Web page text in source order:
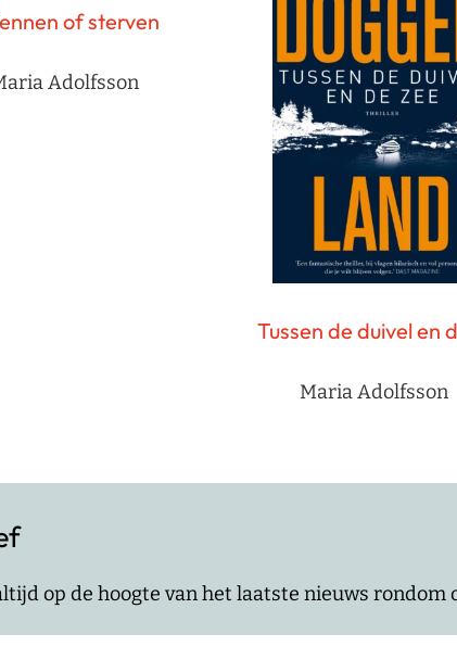
of sterven
Adolfsson
Tussen de duivel en
Maria Adolfsson
op de hoogte van het laatste nieuws rondom